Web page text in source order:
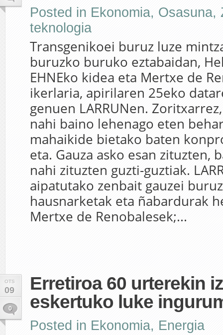
Posted in Ekonomia, Osasuna,
teknologia
Transgenikoei buruz luze
buruzko buruko eztabaidan,
EHNEko kidea eta Mertxe de
ikerlaria, apirilaren 25eko
genuen LARRUNen.
nahi baino lehenago eten
mahaikide bietako baten
eta. Gauza asko esan zituzten,
nahi zituzten guzti-guztiak.
aipatutako zenbait gauzei
hausnarketak eta ñabardurak
Mertxe de Renobalesek;...
OTS
09
0
Erretiroa 60 urterekin
eskertuko luke
Posted in Ekonomia, Energia